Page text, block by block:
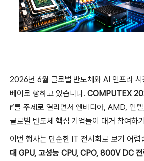
2026년 6월 글로벌 반도체와 AI 인프라 시
베이로 향하고 있습니다. COMPUTEX
r’를 주제로 열리면서 엔비디아, AMD, 인
글로벌 반도체 핵심 기업들이 대거 참여하
이번 행사는 단순한 IT 전시회로 보기 어렵
대 GPU, 고성능 CPU, CPO, 800V DC 전